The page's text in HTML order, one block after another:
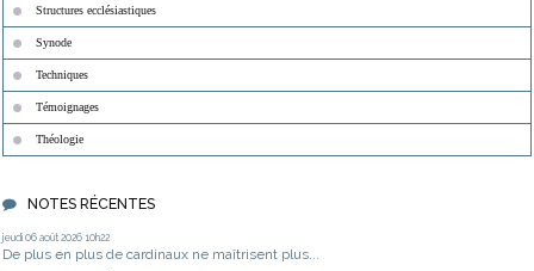
Structures ecclésiastiques
Synode
Techniques
Témoignages
Théologie
NOTES RÉCENTES
jeudi 06 août 2026 10h22
De plus en plus de cardinaux ne maîtrisent plus...